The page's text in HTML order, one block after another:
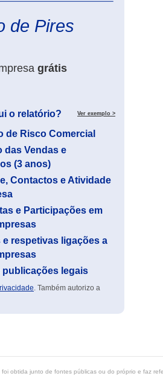
de Pires
grátis
o relatório? Ver exemplo >
de Risco Comercial
das Vendas e
(3 anos)
Contactos e Atividade
e Participações em
e respetivas ligações a
publicações legais
. Também autorizo a
obtida junto de fontes públicas ou do próprio e faz